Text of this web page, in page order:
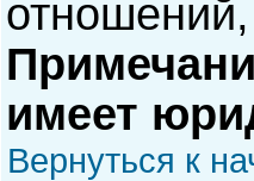
имеет
Вернуться к